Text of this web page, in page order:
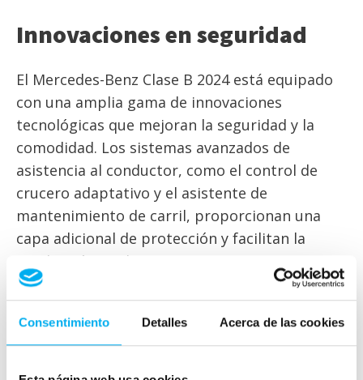
Consentimiento Detalles Acerca de las cookies
Innovaciones en seguridad
El Mercedes-Benz Clase B 2024 está equipado
con una amplia gama de innovaciones
tecnológicas que mejoran la seguridad y la
comodidad. Los sistemas avanzados de
asistencia al conductor, como el control de
crucero adaptativo y el asistente de
mantenimiento de carril, proporcionan una
capa adicional de protección y facilitan la
conducción en diversas situaciones. Las
tecnologías de seguridad activa y pasiva, como
la detección de colisiones y el frenado
automático, garantizan que todos los
ocupantes del vehículo estén protegidos en
todo momento. Estas características, junto